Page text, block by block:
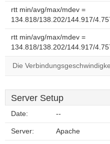
rtt min/avg/max/mdev =
134.818/138.202/144.917/
rtt min/avg/max/mdev =
134.818/138.202/144.917/
Die
Server Setup
Date: --
Server: Apache